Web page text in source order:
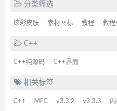
分类筛选
炫彩皮肤 素材图标 教程 教程
C++
C++纯源码 C++界面
相关标签
C++ MFC v3.3.2 v3.3.3